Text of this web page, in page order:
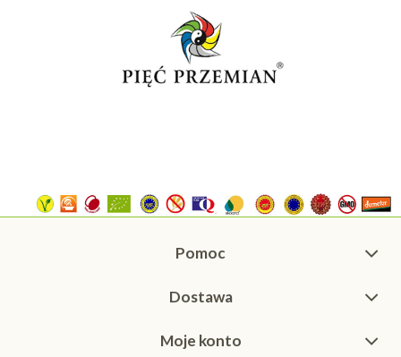
Pomoc
Dostawa
Moje konto